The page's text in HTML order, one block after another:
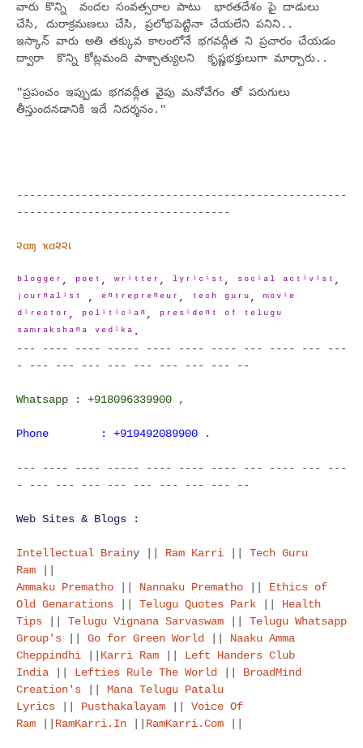
వారు కొన్ని వందల సంవత్సరాల పాటు భారతదేశం పై దాడులు
చేసి, దురాక్రమణలు చేసి, ప్రలోభపెట్టినా చేయలేని పనిని..
ఇస్కాన్ వారు అతి తక్కువ కాలంలోనే భగవద్గీత ని ప్రచారం చేయడం
ద్వారా కొన్ని కోట్లమంది పాశ్చాత్యులని కృష్ణభక్తులుగా మార్చారు..
"ప్రపంచం ఇప్పుడు భగవద్గీత వైపు మనోవేగం తో పరుగులు
తీస్తుందనడానికి ఇదే నిదర్శనం."
---------------------------------------------------
---------------------------------
૨αɱ ҡα૨૨เ
ᵇˡᵒᵍᵍᵉʳ, ᵖᵒᵉᵗ, ʷʳⁱᵗᵗᵉʳ, ˡʸʳⁱᶜⁱˢᵗ, ˢᵒᶜⁱᵃˡ ᵃᶜᵗⁱᵛⁱˢᵗ,
ʲᵒᵘʳⁿᵃˡⁱˢᵗ , ᵉⁿᵗʳᵉᵖʳᵉⁿᵉᵘʳ, ᵗᵉᶜʰ ᵍᵘʳᵘ, ᵐᵒᵛⁱᵉ
ᵈⁱʳᵉᶜᵗᵒʳ, ᵖᵒˡⁱᵗⁱᶜⁱᵃⁿ, ᵖʳᵉˢⁱᵈᵉⁿᵗ ᵒᶠ ᵗᵉˡᵘᵍᵘ
ˢᵃᵐʳᵃᵏˢʰᵃⁿᵃ ᵛᵉᵈⁱᵏᵃ.
--- ---- ---- ----- ---- ---- ---- --- ---- --- ---
- --- --- --- --- --- --- --- --- --
Whatsapp : +918096339900 ,
Phone : +919492089900 .
--- ---- ---- ----- ---- ---- ---- --- ---- --- ---
- --- --- --- --- --- --- --- --- --
Web Sites & Blogs :
Intellectual Brainy || Ram Karri
Tech Guru
Ram
Ammaku Prematho
Nannaku Prematho
Ethics of
Old Genarations
Telugu Quotes Park
Health
Tips
Telugu Vignana Sarvaswam
Telugu Whatsapp
Group's
Go for Green World
Naaku Amma
Cheppindhi
Karri Ram
Left Handers Club
India
Lefties Rule The World
BroadMind
Creation's
Mana Telugu Patalu
Lyrics
Pusthakalayam
Voice Of
Ram
RamKarri.In RamKarri.Com